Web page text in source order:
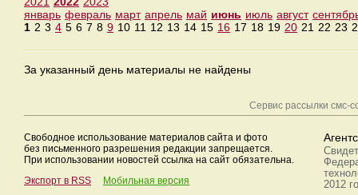
январь февраль март апрель май июнь июль август
1 2 3 4 5 6 7 8 9 10 11 12 13 14 15 16 17 18 19 20 21 22 23
За указанный день материалы не найдены
Сервис рассылки смс-
Свободное использование материалов сайта и фото
без письменного разрешения редакции запрещается.
При использовании новостей ссылка на сайт обязательна.
Экспорт в RSS
Мобильная версия
2012